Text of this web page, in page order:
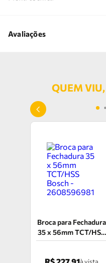
Avaliações
QUEM
Broca para Fechadura
35 x 56mm TCT/HSS
Bosch - 2608596981
à vista